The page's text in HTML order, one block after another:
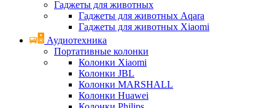
Гаджеты для животных
Гаджеты для животных Aqara
Гаджеты для животных Xiaomi
Аудиотехника
Портативные колонки
Колонки Xiaomi
Колонки JBL
Колонки MARSHALL
Колонки Huawei